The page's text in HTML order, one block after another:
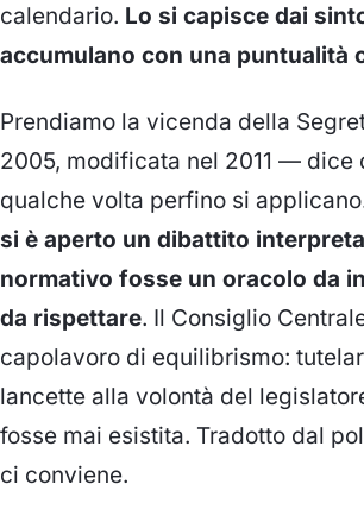
calendario. Lo si capisce dai
accumulano con una puntualità
Prendiamo la vicenda della
2005, modificata nel 2011 — dice
qualche volta perfino si
si è aperto un dibattito
normativo fosse un oracolo da
da rispettare. Il Consiglio
capolavoro di equilibrismo:
lancette alla volontà del
fosse mai esistita. Tradotto dal
ci conviene.